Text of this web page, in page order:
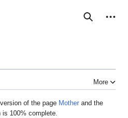
Search
Personal tools
More
of the page Motherand the
is 100% complete.